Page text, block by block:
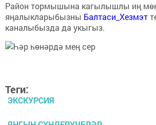
Район тормышына кагылышлы иң
яңалыкларыбызны Балтаси_Хезмэт
каналыбызда да укыгыз.
Теги:
ЭКСКУРСИЯ